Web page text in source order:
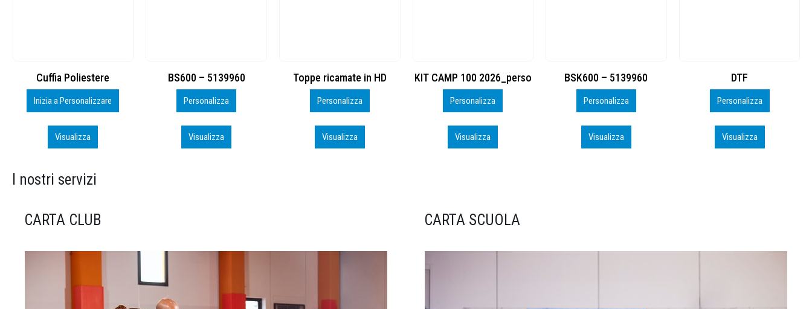
BS600 – 5139960
Personalizza
Visualizza
Toppe ricamate in HD
Personalizza
Visualizza
KIT CAMP 100 2026_perso
Personalizza
Visualizza
BSK600 – 5139960
Personalizza
Visualizza
DTF
Personalizza
Visualizza
BAHRAIN CA0407_PERSO
Personalizza
Visualizza
I nostri servizi
CARTA CLUB CARTA SCUOLA